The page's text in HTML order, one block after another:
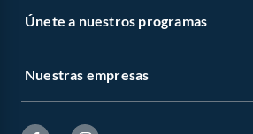
Únete a nuestros programas
Nuestras empresas